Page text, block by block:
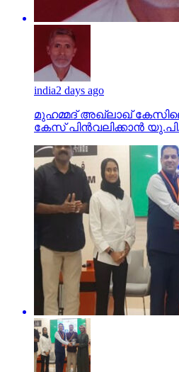
india2 days ago
മുഹമ്മദ് അഖ്‌ലാഖ്
കേസ് പിന്‍വലിക്കാന്‍ യു.പി.